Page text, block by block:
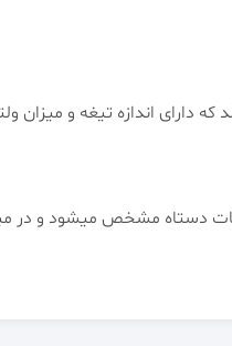
که دارای اندازه تیغه و میزان
دستاه مشخص میشود و در